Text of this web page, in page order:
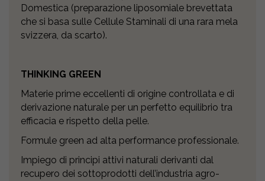
Domestica (preparazione liposomiale brevettata
che si basa sulle Cellule Staminali di una rara mela
svizzera, da scarto).
THINKING GREEN
Materie prime eccellenti di origine controllata e di
derivazione naturale per un perfetto equilibrio tra
efficacia e rispetto della pelle.
Formule green ad alta performance professionale.
Impiego di principi attivi naturali derivanti dal
recupero dei sottoprodotti dell’industria agro-